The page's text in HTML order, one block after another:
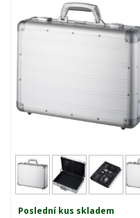
Poslední kus skladem